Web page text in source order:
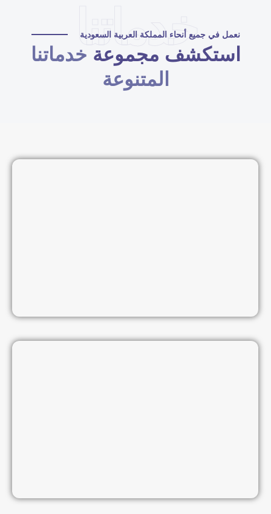
خدماتنا
نعمل في جميع أنحاء المملكة العربية السعودية
استكشف مجموعةخدماتنا
المتنوعة